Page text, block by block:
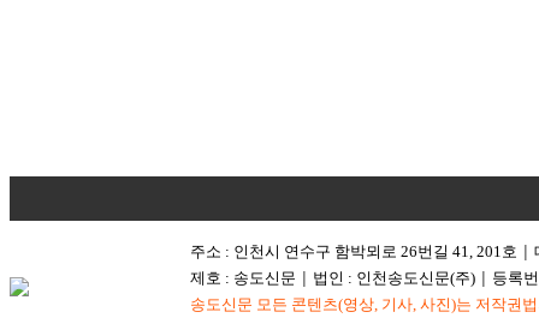
주소 : 인천시 연수구 함박뫼로 26번길 41, 201호
제호 : 송도신문
법인 : 인천송도신문(주)
등록
송도신문 모든 콘텐츠(영상, 기사, 사진)는 저작권